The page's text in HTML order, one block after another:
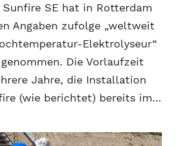
Sunfire SE hat in Rotterdam
Angaben zufolge „weltweit
Elektrolyseur“
Die Vorlaufzeit
Jahre, die Installation
(wie berichtet) bereits im...